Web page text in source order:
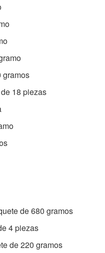
gramos
18 piezas
de 680 gramos
4 piezas
de 220 gramos